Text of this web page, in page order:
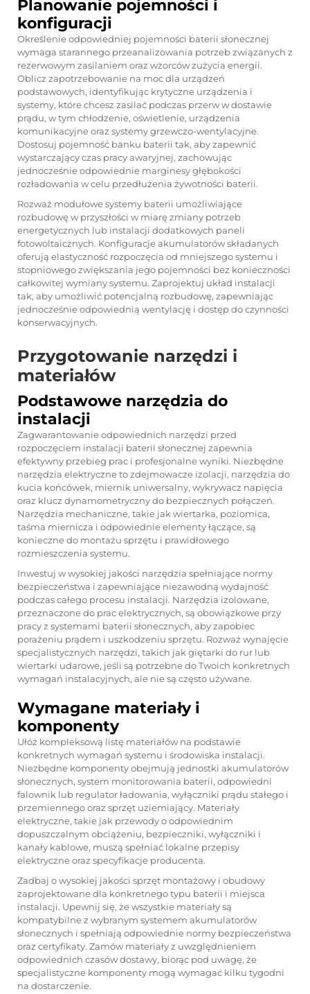
Planowanie pojemności i
konfiguracji
Określenie odpowiedniej pojemności baterii słonecznej
wymaga starannego przeanalizowania potrzeb związanych z
rezerwowym zasilaniem oraz wzorców zużycia energii.
Oblicz zapotrzebowanie na moc dla urządzeń
podstawowych, identyfikując krytyczne urządzenia i
systemy, które chcesz zasilać podczas przerw w dostawie
prądu, w tym chłodzenie, oświetlenie, urządzenia
komunikacyjne oraz systemy grzewczo-wentylacyjne.
Dostosuj pojemność banku baterii tak, aby zapewnić
wystarczający czas pracy awaryjnej, zachowując
jednocześnie odpowiednie marginesy głębokości
rozładowania w celu przedłużenia żywotności baterii.
Rozważ modułowe systemy baterii umożliwiające
rozbudowę w przyszłości w miarę zmiany potrzeb
energetycznych lub instalacji dodatkowych paneli
fotowoltaicznych. Konfiguracje akumulatorów składanych
oferują elastyczność rozpoczęcia od mniejszego systemu i
stopniowego zwiększania jego pojemności bez konieczności
całkowitej wymiany systemu. Zaprojektuj układ instalacji
tak, aby umożliwić potencjalną rozbudowę, zapewniając
jednocześnie odpowiednią wentylację i dostęp do czynności
konserwacyjnych.
Przygotowanie narzędzi i
materiałów
Podstawowe narzędzia do
instalacji
Zagwarantowanie odpowiednich narzędzi przed
rozpoczęciem instalacji baterii słonecznej zapewnia
efektywny przebieg prac i profesjonalne wyniki. Niezbędne
narzędzia elektryczne to zdejmowacze izolacji, narzędzia do
kucia końcówek, miernik uniwersalny, wykrywacz napięcia
oraz klucz dynamometryczny do bezpiecznych połączeń.
Narzędzia mechaniczne, takie jak wiertarka, poziomica,
taśma miernicza i odpowiednie elementy łączące, są
konieczne do montażu sprzętu i prawidłowego
rozmieszczenia systemu.
Inwestuj w wysokiej jakości narzędzia spełniające normy
bezpieczeństwa i zapewniające niezawodną wydajność
podczas całego procesu instalacji. Narzędzia izolowane,
przeznaczone do prac elektrycznych, są obowiązkowe przy
pracy z systemami baterii słonecznych, aby zapobiec
porażeniu prądem i uszkodzeniu sprzętu. Rozważ wynajęcie
specjalistycznych narzędzi, takich jak giętarki do rur lub
wiertarki udarowe, jeśli są potrzebne do Twoich konkretnych
wymagań instalacyjnych, ale nie są często używane.
Wymagane materiały i
komponenty
Ułóż kompleksową listę materiałów na podstawie
konkretnych wymagań systemu i środowiska instalacji.
Niezbędne komponenty obejmują jednostki akumulatorów
słonecznych, system monitorowania baterii, odpowiedni
falownik lub regulator ładowania, wyłączniki prądu stałego i
przemiennego oraz sprzęt uziemiający. Materiały
elektryczne, takie jak przewody o odpowiednim
dopuszczalnym obciążeniu, bezpieczniki, wyłączniki i
kanały kablowe, muszą spełniać lokalne przepisy
elektryczne oraz specyfikacje producenta.
Zadbaj o wysokiej jakości sprzęt montażowy i obudowy
zaprojektowane dla konkretnego typu baterii i miejsca
instalacji. Upewnij się, że wszystkie materiały są
kompatybilne z wybranym systemem akumulatorów
słonecznych i spełniają odpowiednie normy bezpieczeństwa
oraz certyfikaty. Zamów materiały z uwzględnieniem
odpowiednich czasów dostawy, biorąc pod uwagę, że
specjalistyczne komponenty mogą wymagać kilku tygodni
na dostarczenie.